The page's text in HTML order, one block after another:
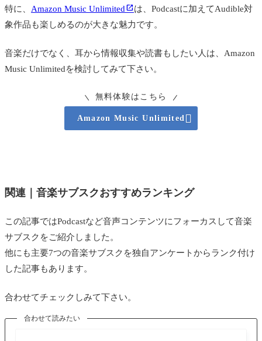
特に、 Amazon Music Unlimited
は、Podcastに加えてAudible対
象作品も楽しめるのが大きな魅力です。
音楽だけでなく、耳から情報収集や読書もしたい人は、Amazon
Music Unlimitedを検討してみて下さい。
無料体験はこちら
Amazon Music Unlimited 
関連｜音楽サブスクおすすめランキング
この記事ではPodcastなど音声コンテンツにフォーカスして音楽
サブスクをご紹介しました。
他にも主要7つの音楽サブスクを独自アンケートからランク付け
した記事もあります。
合わせてチェックしみて下さい。
合わせて読みたい